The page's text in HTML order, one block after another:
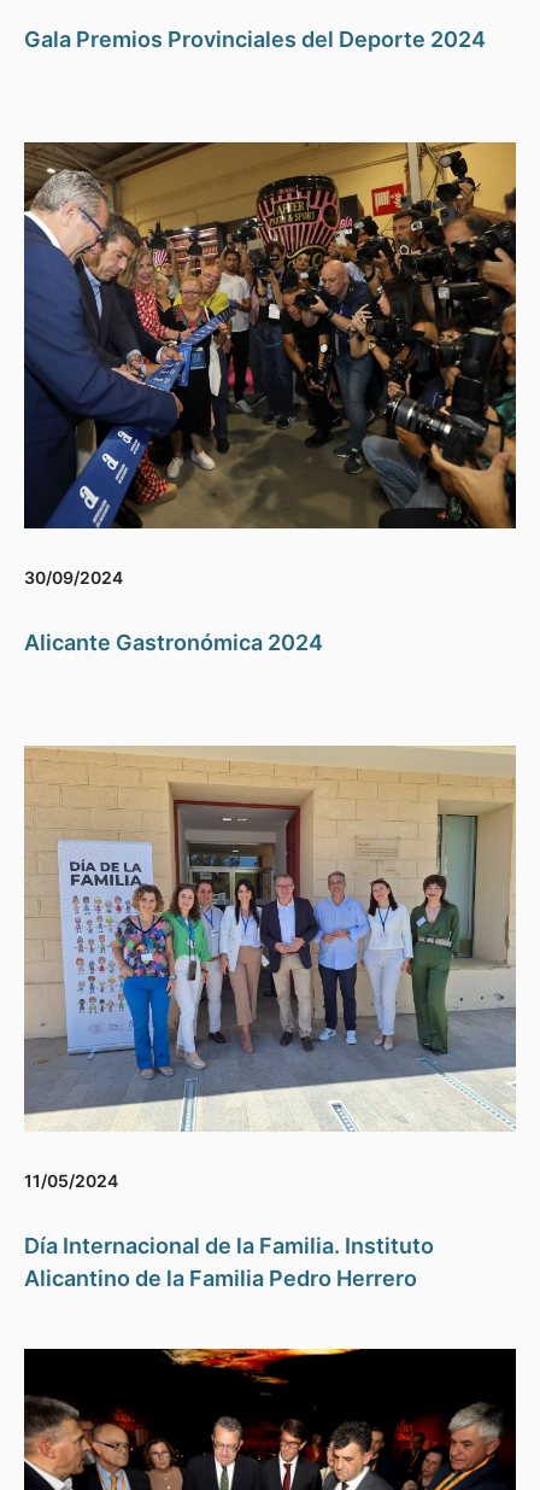
Gala Premios Provinciales del Deporte 2024
30/09/2024
Alicante Gastronómica 2024
11/05/2024
Día Internacional de la Familia. Instituto
Alicantino de la Familia Pedro Herrero